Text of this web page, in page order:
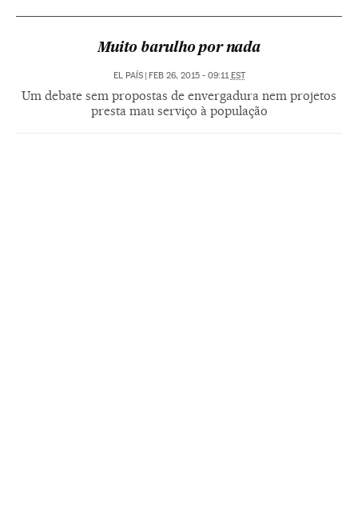
Muito barulho por nada
EL PAÍS | FEB 26, 2015 - 09:11EST
Um debate sem propostas de envergadura nem projetos
presta mau serviço à população